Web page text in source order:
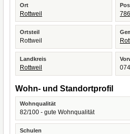
Ort
Rottweil
Ortsteil
Rottweil
Landkreis
Rottweil
Wohn- und Standortprofil
Wohnqualität
82/100 - gute Wohnqualität
Schulen